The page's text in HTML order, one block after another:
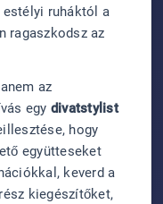
ruháktól a
ragaszkodsz az
az
egy divatstylist
hogy
együtteseket
keverd a
kiegészítőket,